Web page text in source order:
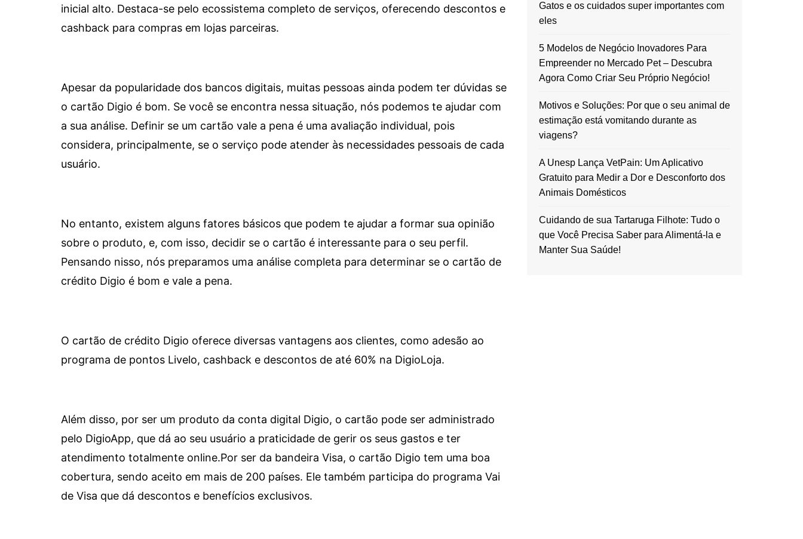
inicial alto. Destaca-se pelo ecossistema completo de serviços, oferecendo descontos e
cashback para compras em lojas parceiras.
Apesar da popularidade dos bancos digitais, muitas pessoas ainda podem ter dúvidas se
o cartão Digio é bom. Se você se encontra nessa situação, nós podemos te ajudar com
a sua análise. Definir se um cartão vale a pena é uma avaliação individual, pois
considera, principalmente, se o serviço pode atender às necessidades pessoais de cada
usuário.
No entanto, existem alguns fatores básicos que podem te ajudar a formar sua opinião
sobre o produto, e, com isso, decidir se o cartão é interessante para o seu perfil.
Pensando nisso, nós preparamos uma análise completa para determinar se o cartão de
crédito Digio é bom e vale a pena.
O cartão de crédito Digio oferece diversas vantagens aos clientes, como adesão ao
programa de pontos Livelo, cashback e descontos de até 60% na DigioLoja.
Além disso, por ser um produto da conta digital Digio, o cartão pode ser administrado
pelo DigioApp, que dá ao seu usuário a praticidade de gerir os seus gastos e ter
atendimento totalmente online.Por ser da bandeira Visa, o cartão Digio tem uma boa
cobertura, sendo aceito em mais de 200 países. Ele também participa do programa Vai
de Visa que dá descontos e benefícios exclusivos.
Gatos e os cuidados super importantes com
eles
5 Modelos de Negócio Inovadores Para
Empreender no Mercado Pet – Descubra
Agora Como Criar Seu Próprio Negócio!
Motivos e Soluções: Por que o seu animal de
estimação está vomitando durante as
viagens?
A Unesp Lança VetPain: Um Aplicativo
Gratuito para Medir a Dor e Desconforto dos
Animais Domésticos
Cuidando de sua Tartaruga Filhote: Tudo o
que Você Precisa Saber para Alimentá-la e
Manter Sua Saúde!